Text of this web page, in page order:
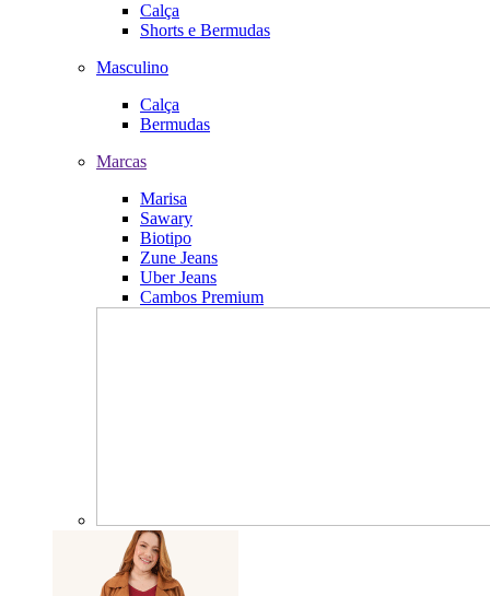
Calça
Shorts e Bermudas
Masculino
Calça
Bermudas
Marcas
Marisa
Sawary
Biotipo
Zune Jeans
Uber Jeans
Cambos Premium